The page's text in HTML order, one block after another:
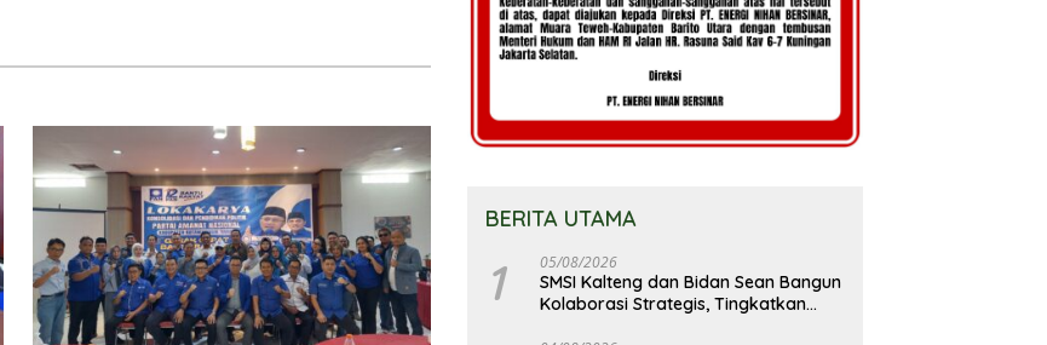
BERITA UTAMA
1 05/08/2026
SMSI Kalteng dan Bidan Sean Bangun
Kolaborasi Strategis, Tingkatkan